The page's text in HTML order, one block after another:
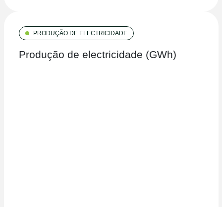
PRODUÇÃO DE ELECTRICIDADE
Produção de electricidade (GWh)